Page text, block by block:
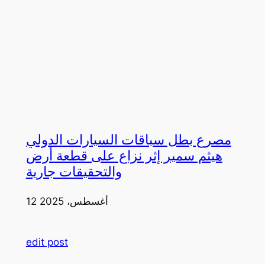
مصرع بطل سباقات السيارات الدولي
هيثم سمير إثر نزاع على قطعة أرض
والتحقيقات جارية
12 أغسطس، 2025
edit post